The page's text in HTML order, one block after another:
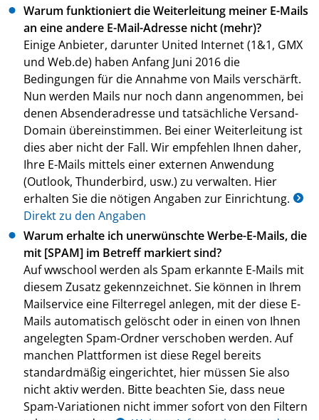
Warum funktioniert die Weiterleitung meiner E-Mails
an eine andere E-Mail-Adresse nicht (mehr)?
Einige Anbieter, darunter United Internet (1&1, GMX
und Web.de) haben Anfang Juni 2016 die
Bedingungen für die Annahme von Mails verschärft.
Nun werden Mails nur noch dann angenommen, bei
denen Absenderadresse und tatsächliche Versand-
Domain übereinstimmen. Bei einer Weiterleitung ist
dies aber nicht der Fall. Wir empfehlen Ihnen daher,
Ihre E-Mails mittels einer externen Anwendung
(Outlook, Thunderbird, usw.) zu verwalten. Hier
erhalten Sie die nötigen Angaben zur Einrichtung.
Direkt zu den Angaben
Warum erhalte ich unerwünschte Werbe-E-Mails, die
mit [SPAM] im Betreff markiert sind?
Auf wwschool werden als Spam erkannte E-Mails mit
diesem Zusatz gekennzeichnet. Sie können in Ihrem
Mailservice eine Filterregel anlegen, mit der diese E-
Mails automatisch gelöscht oder in einen von Ihnen
angelegten Spam-Ordner verschoben werden. Auf
manchen Plattformen ist diese Regel bereits
standardmäßig eingerichtet, hier müssen Sie also
nicht aktiv werden. Bitte beachten Sie, dass neue
Spam-Variationen nicht immer sofort von den Filtern